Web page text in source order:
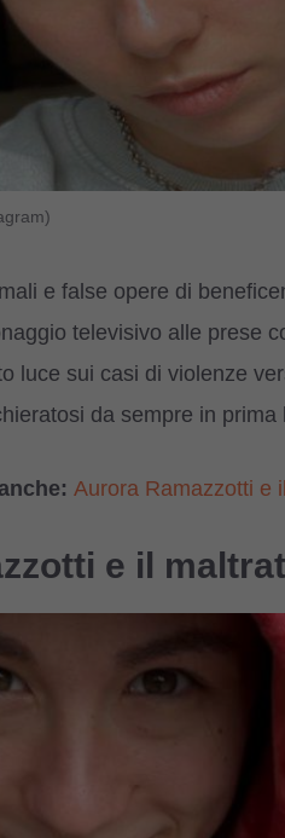
e false opere di
televisivo alle prese
luce sui casi di violenze
da sempre in
Aurora Ramazzotti e
e il